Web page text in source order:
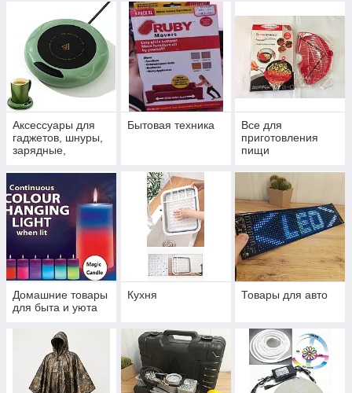
Аксессуары для
гаджетов, шнуры,
зарядные,
подставки
Бытовая техника
Все для
приготовления
пищи
Домашние товары
для быта и уюта
Кухня Товары для авто